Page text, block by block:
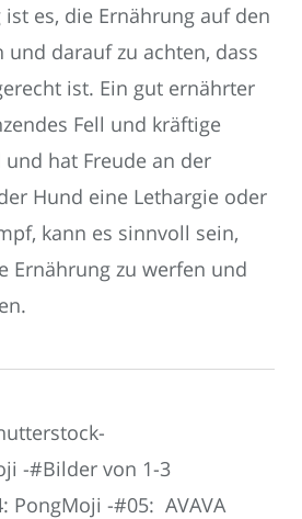
es, die Ernährung auf den
und darauf zu achten, dass
ist. Ein gut ernährter
Fell und kräftige
und hat Freude an der
Hund eine Lethargie oder
kann es sinnvoll sein,
Ernährung zu werfen und
-#Bilder von 1-3
PongMoji -#05: AVAVA